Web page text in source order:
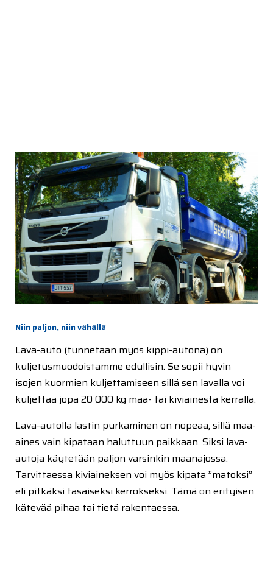
Niin paljon, niin vähällä
Lava-auto (tunnetaan myös kippi-autona) on
kuljetusmuodoistamme edullisin. Se sopii hyvin
isojen kuormien kuljettamiseen sillä sen lavalla voi
kuljettaa jopa 20 000 kg maa- tai kiviainesta kerralla.
Lava-autolla lastin purkaminen on nopeaa, sillä maa-
aines vain kipataan haluttuun paikkaan. Siksi lava-
autoja käytetään paljon varsinkin maanajossa.
Tarvittaessa kiviaineksen voi myös kipata ”matoksi”
eli pitkäksi tasaiseksi kerrokseksi. Tämä on erityisen
kätevää pihaa tai tietä rakentaessa.